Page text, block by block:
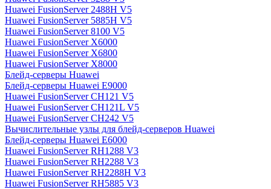
Huawei FusionServer 2488H V5
Huawei FusionServer 5885H V5
Huawei FusionServer 8100 V5
Huawei FusionServer X6000
Huawei FusionServer X6800
Huawei FusionServer X8000
Блейд-серверы Huawei
Блейд-серверы Huawei E9000
Huawei FusionServer CH121 V5
Huawei FusionServer CH121L V5
Huawei FusionServer CH242 V5
Вычислительные узлы для блейд-серверов Huawei
Блейд-серверы Huawei E6000
Huawei FusionServer RH1288 V3
Huawei FusionServer RH2288 V3
Huawei FusionServer RH2288H V3
Huawei FusionServer RH5885 V3